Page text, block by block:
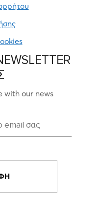
with our news